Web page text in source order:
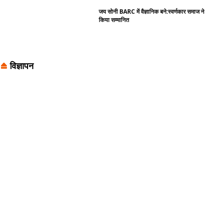
जय सोनी BARC में वैज्ञानिक बने:स्वर्णकार समाज ने
किया सम्मानित
विज्ञापन